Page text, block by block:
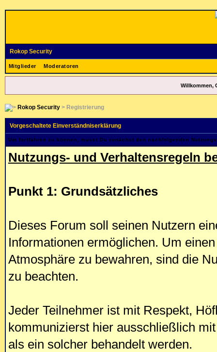
Rokop Security
Mitglieder Moderatoren
Willkommen,
Rokop Security> Registrierung
Vorgeschaltete Einverständniserklärung
Um fortfahren zu können, musst Du zunächst den nachfolgenden
Nutzungs- und Verhaltensregeln
Punkt 1: Grundsätzliches
Dieses Forum soll seinen Nutzern
Informationen ermöglichen. Um
Atmosphäre zu bewahren, sind die
zu beachten.
Jeder Teilnehmer ist mit Respekt,
kommunizierst hier ausschließlich
als ein solcher behandelt werden.